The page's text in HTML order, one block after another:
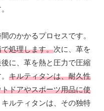
のかかるプロセスです。
処理します。次に、革を
に、革を熱と圧力で圧縮
キルティタンは、耐久性
ドアやスポーツ用品に使
キルティタンは、その独特